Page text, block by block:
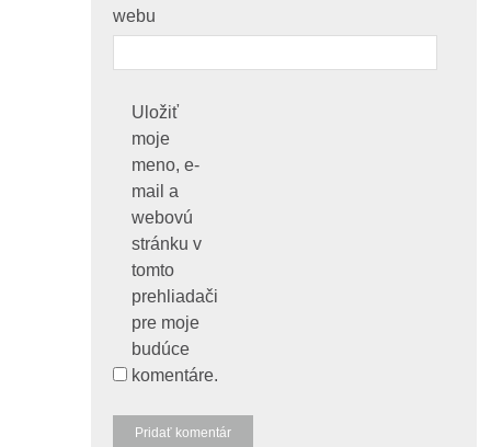
webu
Uložiť
moje
meno, e-
mail a
webovú
stránku v
tomto
prehliadači
pre moje
budúce
komentáre.